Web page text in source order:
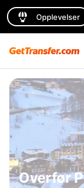
Opplevelser
Overfør